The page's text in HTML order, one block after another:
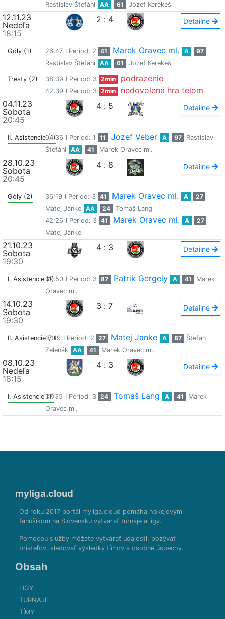
Rastislav Štefáni
AA 61 Jozef Kerekeš
12.11.23
Nedeľa
18:15
2 : 4 Detailne
Góly (1) 26:47 I Period: 2 41 Marek Oravec ml. A
97
Rastislav Štefáni
AA 61 Jozef Kerekeš
Tresty (2) 38:39 I Period: 3 2min podrazenie
42:39 I Period: 3 2min
nedovolená hra telom
04.11.23
Sobota
20:45
4 : 5 Detailne
II. Asistencie (1)
04:36 I Period: 1 11 Jozef Veber A 97
Rastislav
Štefáni
AA 41 Marek Oravec ml.
28.10.23
Sobota
20:45
4 : 8 Detailne
Góly (2) 36:19 I Period: 3 41 Marek Oravec ml. A
27
Matej Janke
AA 24
Tomaš Lang
42:26 I Period: 3 41 Marek Oravec ml. A
27
Matej Janke
21.10.23
Sobota
19:30
4 : 3 Detailne
I. Asistencie (1)32:50 I Period: 3 87 Patrik Gergely A 41
Marek
Oravec ml.
14.10.23
Sobota
19:30
3 : 7 Detailne
II. Asistencie (1)
17:19 I Period: 2 27 Matej Janke A 87
Štefan
Zeleňák
AA 41 Marek Oravec ml.
08.10.23
Nedeľa
18:15
4 : 3 Detailne
I. Asistencie (1)37:35 I Period: 3 24 Tomaš Lang A 41
Marek
Oravec ml.
myliga.cloud
Od roku 2017 portál myliga.cloud pomáha hokejovým
fanúšikom na Slovensku vytvárať turnaje a ligy.
Pomocou služby môžete vytvárať udalosti, pozývať
priateľov, sledovať výsledky tímov a osobné úspechy.
Obsah
LIGY
TURNAJE
TÍMY